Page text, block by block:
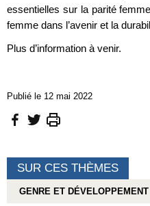
essentielles sur la parité
femme dans l’avenir et la
Plus d’information à venir.
Publié le 12 mai 2022
SUR CES THÈMES
GENRE ET DÉVELOPPEMENT